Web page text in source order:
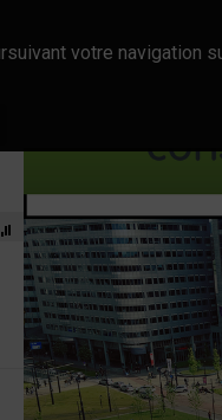
votre navigation